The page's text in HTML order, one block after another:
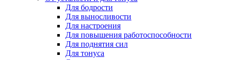
Для бодрости
Для выносливости
Для настроения
Для повышения работоспособности
Для поднятия сил
Для тонуса